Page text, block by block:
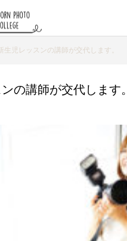
生児レッスンの講師が交代します。
の講師が交代します。